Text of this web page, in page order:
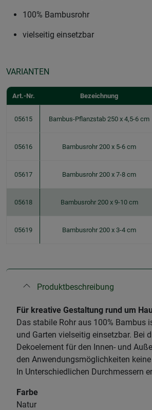
100% Bambusrohr
vielseitig einsetzbar
VARIANTEN
Art.-Nr. Bezeichnung
05615 Bambus-Pflanzstab 250 x 4,5-6 cm
05616 Bambusrohr 200 x 5-6 cm
05617 Bambusrohr 200 x 7-8 cm
05618 Bambusrohr 200 x 9-10 cm
05619 Bambusrohr 200 x 3-4 cm
Produktbeschreibung
Für kreative Gestaltung rund um
Das stabile Rohr aus 100% Bambus
und Garten vielseitig einsetzbar. Bei
Dekoelement für den Innen- und
den Anwendungsmöglichkeiten
In Unterschiedlichen Durchmessern
Farbe
Natur